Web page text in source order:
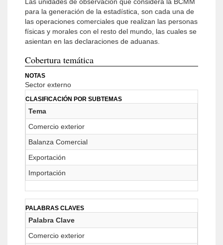
para la generación de la estadística, son cada una de
las operaciones comerciales que realizan las personas
físicas y morales con el resto del mundo, las cuales se
asientan en las declaraciones de aduanas.
Cobertura temática
NOTAS
Sector externo
CLASIFICACIÓN POR SUBTEMAS
Tema
Comercio exterior
Balanza Comercial
Exportación
Importación
PALABRAS CLAVES
Palabra Clave
Comercio exterior